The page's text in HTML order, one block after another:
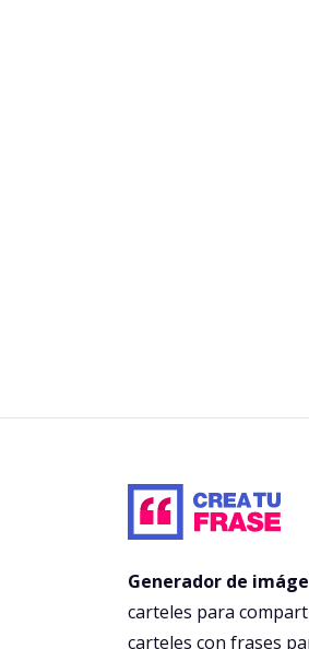
Generador de
carteles para
carteles con frases